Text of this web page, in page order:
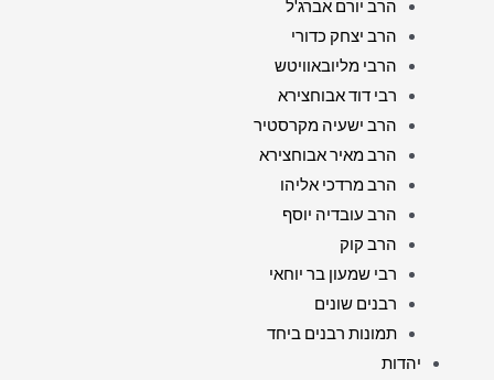
הרב יורם אברג'ל
הרב יצחק כדורי
הרבי מליובאוויטש
רבי דוד אבוחצירא
הרב ישעיה מקרסטיר
הרב מאיר אבוחצירא
הרב מרדכי אליהו
הרב עובדיה יוסף
הרב קוק
רבי שמעון בר יוחאי
רבנים שונים
תמונות רבנים ביחד
יהדות